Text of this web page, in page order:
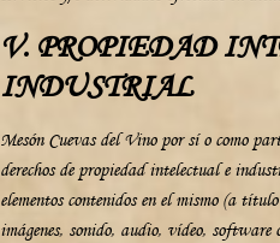
V. PROPIEDAD
INDUSTRIAL
Mesón Cuevas del Vino por sí o como
derechos de propiedad intelectual e
elementos contenidos en el mismo (a
imágenes, sonido, audio, vídeo, software